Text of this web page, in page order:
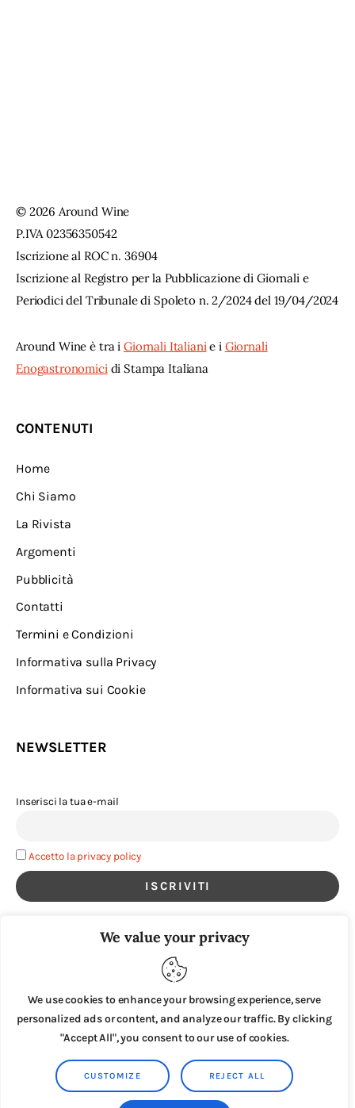
We value your privacy
We use cookies to enhance your browsing experience, serve
personalized ads or content, and analyze our traffic. By clicking
"Accept All", you consent to our use of cookies.
CUSTOMIZE REJECT ALL
© 2026 Around Wine
P.IVA 02356350542
Iscrizione al ROC n. 36904
Iscrizione al Registro per la Pubblicazione di Giornali e
Periodici del Tribunale di Spoleto n. 2/2024 del 19/04/2024
Around Wine è tra i Giornali Italiani e i Giornali
Enogastronomici di Stampa Italiana
CONTENUTI
Home
Chi Siamo
La Rivista
Argomenti
Pubblicità
Contatti
Termini e Condizioni
Informativa sulla Privacy
Informativa sui Cookie
NEWSLETTER
Inserisci la tua e-mail
Accetto la privacy policy